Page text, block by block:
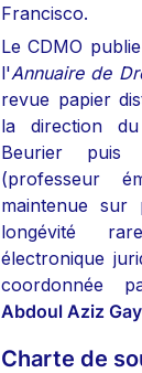
Francisco.
Le CDMO
l'Annuaire de
revue papier
la direction
Beurier puis
(professeur
maintenue sur
longévité
électronique
coordonnée
Abdoul Aziz
Charte de